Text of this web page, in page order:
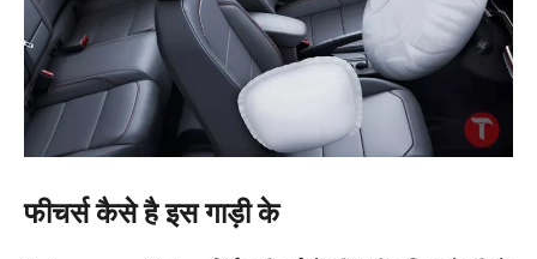
फीचर्स कैसे है इस गाड़ी के